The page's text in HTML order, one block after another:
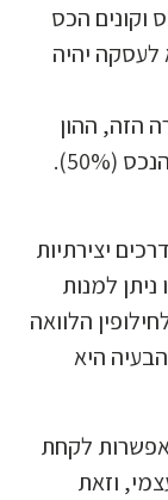
הכס
יהיה
ההון
יצירתיות
למנות
הלוואה
היא
לקחת
וזאת